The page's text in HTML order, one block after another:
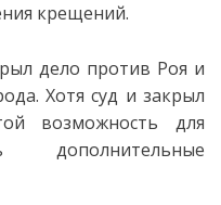
крещений.
дело против Роя и
Хотя суд и закрыл
возможность для
дополнительные